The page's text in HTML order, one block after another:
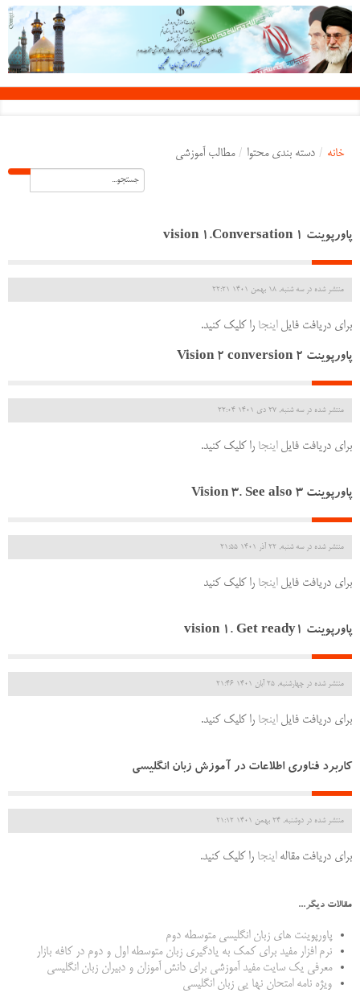
خانه / دسته بندی محتوا / مطالب آموزشی
پاورپوینت 1 vision 1.Conversation
منتشر شده در سه شنبه, 18 بهمن 1401 22:21
برای دریافت فایلاینجا را کلیک کنید.
پاورپوینت Vision 2 conversion 2
منتشر شده در سه شنبه, 27 دی 1401 22:04
برای دریافت فایلاینجا را کلیک کنید.
پاورپوینت Vision 3. See also 3
منتشر شده در سه شنبه, 22 آذر 1401 21:55
برای دریافت فایلاینجا را کلیک کنید
پاورپوینت vision 1. Get ready1
منتشر شده در چهارشنبه, 25 آبان 1401 21:46
برای دریافت فایلاینجا را کلیک کنید.
کاربرد فناوری اطلاعات در آموزش زبان انگلیسی
منتشر شده در دوشنبه, 24 بهمن 1401 21:12
برای دریافت مقالهاینجا را کلیک کنید.
مقالات دیگر...
پاورپوینت های زبان انگليسي متوسطه دوم
نرم افزار مفید برای کمک به یادگیری زبان متوسطه اول و دوم در کافه بازار
معرفی یک سایت مفید آموزشی برای دانش آموزان و دبیران زبان انگليسي
ویژه نامه امتحان نها یی زبان انگلیسی